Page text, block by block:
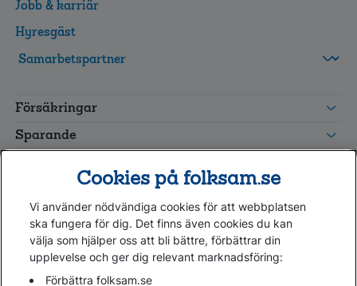
Jobb & karriär
Hyresgäst
grupp
Leverantörswebb
Försäkringar
Sparande
Kundservice
Hjälp
Webbkarta
Cookies på folksam.se
Vi använder nödvändiga cookies för att webbplatsen
ska fungera för dig. Det finns även cookies du kan
välja som hjälper oss att bli bättre, förbättrar din
upplevelse och ger dig relevant marknadsföring:
Förbättra folksam.se